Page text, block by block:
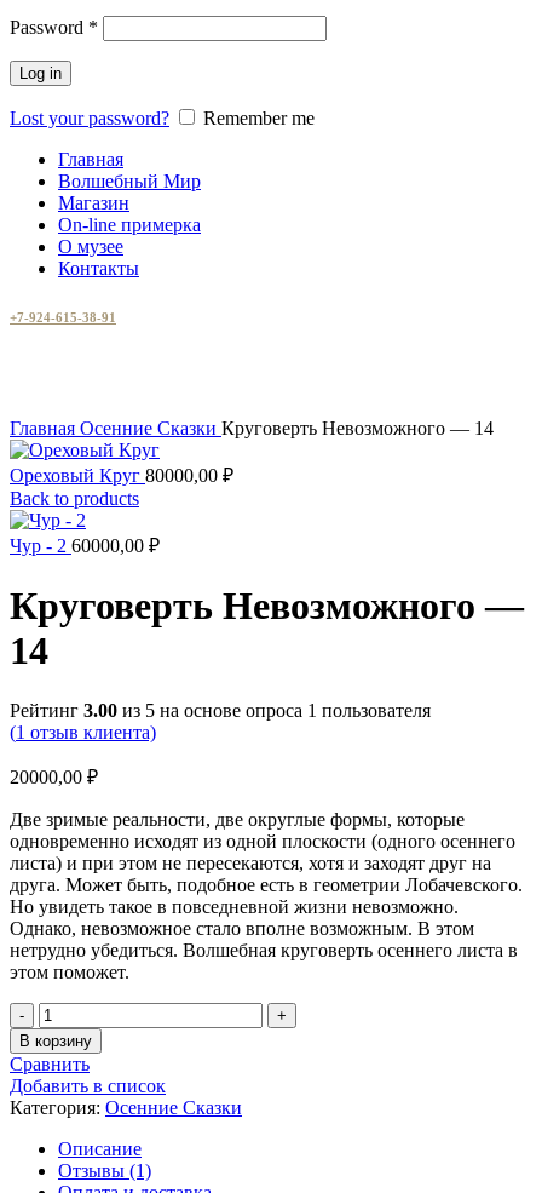
Password *
Log in
Lost your password?
Remember me
Главная
Волшебный Мир
Магазин
On-line примерка
О музее
Контакты
+7-924-615-38-91
Главная Осенние Сказки Круговерть Невозможного — 14
Ореховый Круг 80000,00 ₽
Back to products
Чур - 2 60000,00 ₽
Круговерть Невозможного —
14
Рейтинг 3.00 из 5 на основе опроса 1 пользователя
(1 отзыв клиента)
20000,00 ₽
Две зримые реальности, две округлые формы, которые
одновременно исходят из одной плоскости (одного осеннего
листа) и при этом не пересекаются, хотя и заходят друг на
друга. Может быть, подобное есть в геометрии Лобачевского.
Но увидеть такое в повседневной жизни невозможно.
Однако, невозможное стало вполне возможным. В этом
нетрудно убедиться. Волшебная круговерть осеннего листа в
этом поможет.
Количество
товара
Круговерть
Невозможного
-
14
В корзину
Сравнить
Добавить в список
Категория: Осенние Сказки
Описание
Отзывы (1)